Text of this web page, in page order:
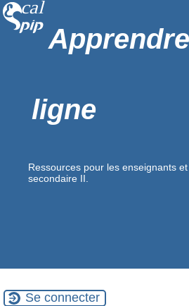
ligne
Ressources pour les enseignants
secondaire II.
Se connecter